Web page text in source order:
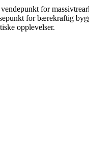
for
for bærekraftig
opplevelser.